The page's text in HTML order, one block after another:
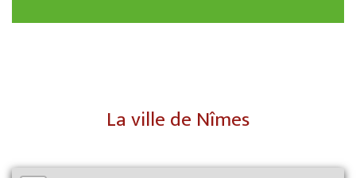
La ville de Nîmes